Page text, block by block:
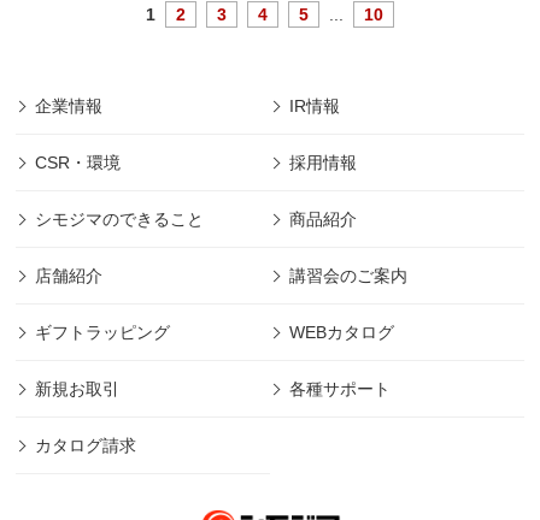
1 2 3 4 5 10
企業情報 IR情報
CSR・環境 採用情報
シモジマのできること 商品紹介
店舗紹介 講習会のご案内
ギフトラッピング WEBカタログ
新規お取引 各種サポート
カタログ請求